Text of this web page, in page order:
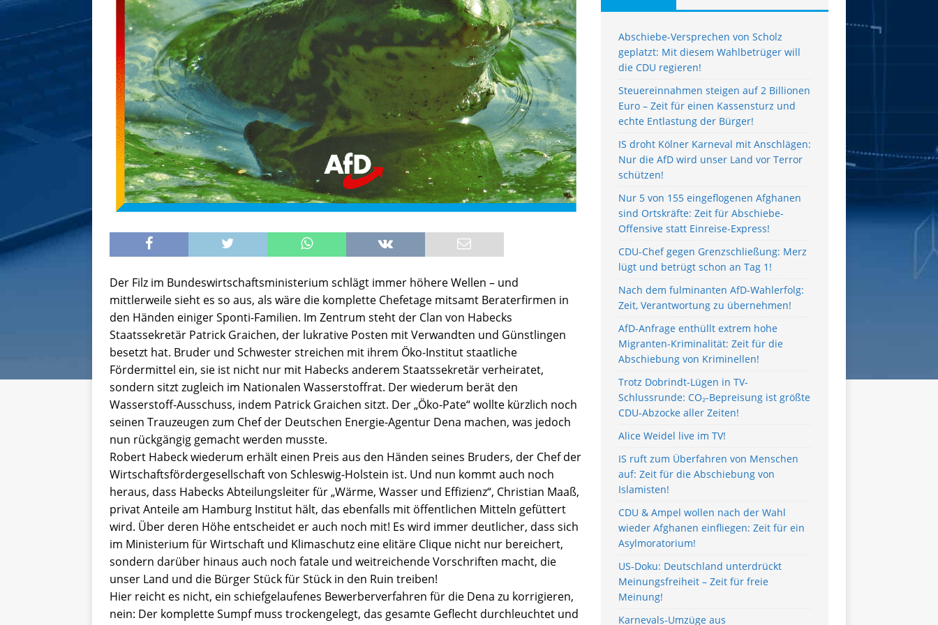
Der Filz im Bundeswirtschaftsministerium schlägt immer höhere Wellen – und
mittlerweile sieht es so aus, als wäre die komplette Chefetage mitsamt Beraterfirmen in
den Händen einiger Sponti-Familien. Im Zentrum steht der Clan von Habecks
Staatssekretär Patrick Graichen, der lukrative Posten mit Verwandten und Günstlingen
besetzt hat. Bruder und Schwester streichen mit ihrem Öko-Institut staatliche
Fördermittel ein, sie ist nicht nur mit Habecks anderem Staatssekretär verheiratet,
sondern sitzt zugleich im Nationalen Wasserstoffrat. Der wiederum berät den
Wasserstoff-Ausschuss, indem Patrick Graichen sitzt. Der „Öko-Pate“ wollte kürzlich noch
seinen Trauzeugen zum Chef der Deutschen Energie-Agentur Dena machen, was jedoch
nun rückgängig gemacht werden musste.
Robert Habeck wiederum erhält einen Preis aus den Händen seines Bruders, der Chef der
Wirtschaftsfördergesellschaft von Schleswig-Holstein ist. Und nun kommt auch noch
heraus, dass Habecks Abteilungsleiter für „Wärme, Wasser und Effizienz“, Christian Maaß,
privat Anteile am Hamburg Institut hält, das ebenfalls mit öffentlichen Mitteln gefüttert
wird. Über deren Höhe entscheidet er auch noch mit! Es wird immer deutlicher, dass sich
im Ministerium für Wirtschaft und Klimaschutz eine elitäre Clique nicht nur bereichert,
sondern darüber hinaus auch noch fatale und weitreichende Vorschriften macht, die
unser Land und die Bürger Stück für Stück in den Ruin treiben!
Hier reicht es nicht, ein schiefgelaufenes Bewerberverfahren für die Dena zu korrigieren,
nein: Der komplette Sumpf muss trockengelegt, das gesamte Geflecht durchleuchtet und
Abschiebe-Versprechen von Scholz
geplatzt: Mit diesem Wahlbetrüger will
die CDU regieren!
Steuereinnahmen steigen auf 2 Billionen
Euro – Zeit für einen Kassensturz und
echte Entlastung der Bürger!
IS droht Kölner Karneval mit Anschlägen:
Nur die AfD wird unser Land vor Terror
schützen!
Nur 5 von 155 eingeflogenen Afghanen
sind Ortskräfte: Zeit für Abschiebe-
Offensive statt Einreise-Express!
CDU-Chef gegen Grenzschließung: Merz
lügt und betrügt schon an Tag 1!
Nach dem fulminanten AfD-Wahlerfolg:
Zeit, Verantwortung zu übernehmen!
AfD-Anfrage enthüllt extrem hohe
Migranten-Kriminalität: Zeit für die
Abschiebung von Kriminellen!
Trotz Dobrindt-Lügen in TV-
Schlussrunde: CO₂-Bepreisung ist größte
CDU-Abzocke aller Zeiten!
Alice Weidel live im TV!
IS ruft zum Überfahren von Menschen
auf: Zeit für die Abschiebung von
Islamisten!
CDU & Ampel wollen nach der Wahl
wieder Afghanen einfliegen: Zeit für ein
Asylmoratorium!
US-Doku: Deutschland unterdrückt
Meinungsfreiheit – Zeit für freie
Meinung!
Karnevals-Umzüge aus